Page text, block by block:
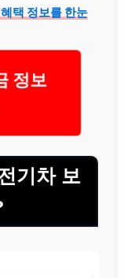
택 정보를 한눈
정보
기차 보